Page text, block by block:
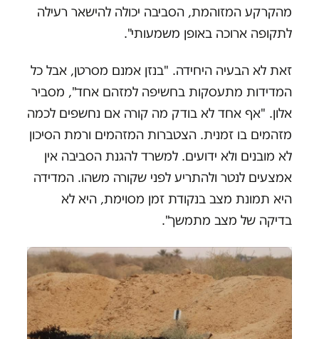
מהקרקע המזוהמת, הסביבה יכולה להישאר רעילה
לתקופה ארוכה באופן משמעותי".
זאת לא הבעיה היחידה. "בנזן אמנם מסרטן, אבל כל
המדידות מתעסקות בחשיפה למזהם אחד", מסביר
אלון. "אף אחד לא בודק מה קורה אם נחשפים לכמה
מזהמים בו זמנית. הצטברות המזהמים ורמת הסיכון
לא מובנים ולא ידועים. למשרד להגנת הסביבה אין
אמצעים לנטר ולהתריע לפני שקורה משהו. המדידה
היא תמונת מצב בנקודת זמן מסוימת, היא לא
בדיקה של מצב מתמשך".